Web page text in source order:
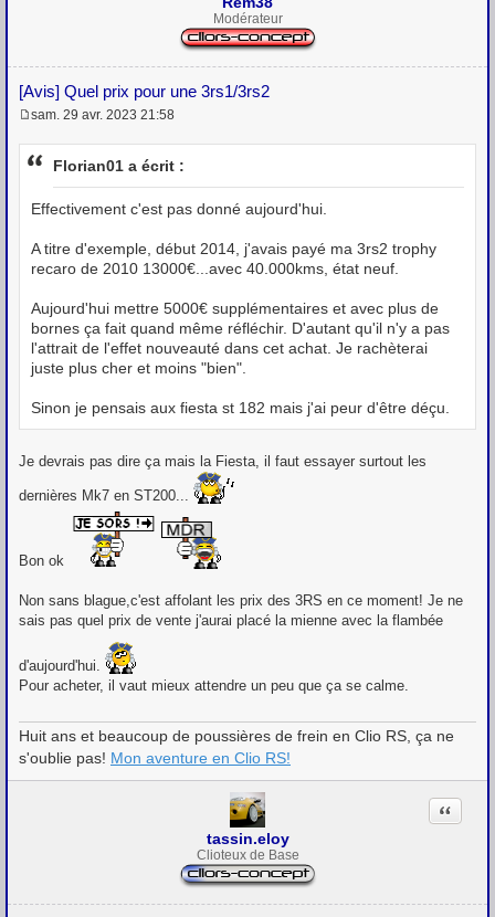
Modérateur
[Avis] Quel prix pour une 3rs1/3rs2
e
s
g
sam. 29 avr. 2023 21:58
Florian01 a écrit :
Effectivement c'est pas donné aujourd'hui.
A titre d'exemple, début 2014, j'avais payé ma 3rs2 trophy
recaro de 2010 13000€...avec 40.000kms, état neuf.
Aujourd'hui mettre 5000€ supplémentaires et avec plus de
bornes ça fait quand même réfléchir. D'autant qu'il n'y a pas
l'attrait de l'effet nouveauté dans cet achat. Je rachèterai
juste plus cher et moins "bien".
Sinon je pensais aux fiesta st 182 mais j'ai peur d'être déçu.
Je devrais pas dire ça mais la Fiesta, il faut essayer surtout les
dernières Mk7 en ST200...
Bon ok
Non sans blague,c'est affolant les prix des 3RS en ce moment! Je ne
sais pas quel prix de vente j'aurai placé la mienne avec la flambée
d'aujourd'hui.
Pour acheter, il vaut mieux attendre un peu que ça se calme.
Huit ans et beaucoup de poussières de frein en Clio RS, ça ne
s'oublie pas! Mon aventure en Clio RS!
tassin.eloy
Clioteux de Base
Citation